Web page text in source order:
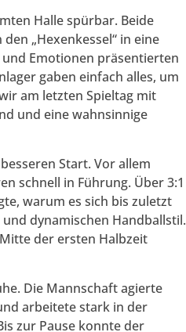
Halle spürbar. Beide
„Hexenkessel“ in eine
Emotionen präsentierten
gaben einfach alles, um
am letzten Spieltag mit
und eine wahnsinnige
Start. Vor allem
schnell in Führung. Über 3:1
warum es sich bis zuletzt
dynamischen Handballstil.
der ersten Halbzeit
Die Mannschaft agierte
arbeitete stark in der
zur Pause konnte der